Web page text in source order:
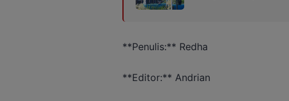
**Penulis:** Redha
**Editor:** Andrian